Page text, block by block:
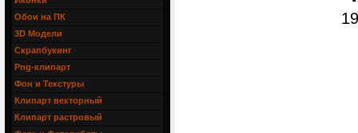
Обои на ПК
3D Модели
Скрапбукинг
Png-клипарт
Фон и Текстуры
Клипарт векторный
Клипарт растровый